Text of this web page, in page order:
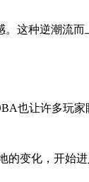
这种逆潮流
也让许多玩家
变化，开始